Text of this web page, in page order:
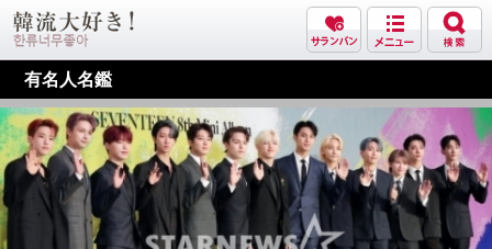
有名人名鑑